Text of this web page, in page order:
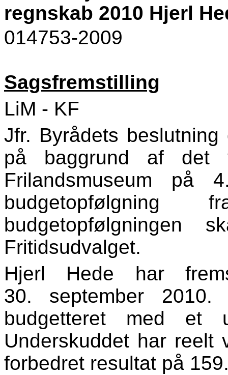
regnskab 2010 Hjerl
014753-2009
Sagsfremstilling
LiM - KF
Jfr. Byrådets
på baggrund af det
Frilandsmuseum på
budgetopfølgningen
Fritidsudvalget.
Hjerl Hede har
30. september
budgetteret med et
Underskuddet har
forbedret resultat på